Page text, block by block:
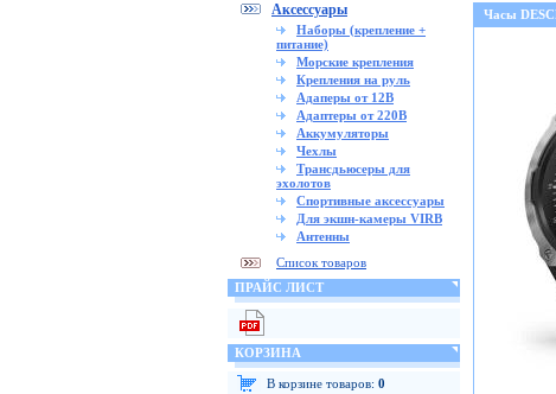
Аксессуары
Наборы (крепление +
питание)
Морские крепления
Крепления на руль
Адаперы от 12В
Адаптеры от 220В
Аккумуляторы
Чехлы
Трансдьюсеры для
эхолотов
Спортивные аксессуары
Для экшн-камеры VIRB
Антенны
Список товаров
ПРАЙС ЛИСТ
КОРЗИНА
В корзине товаров: 0
Часы